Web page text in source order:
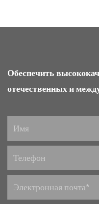
Обеспечить
отечественных и